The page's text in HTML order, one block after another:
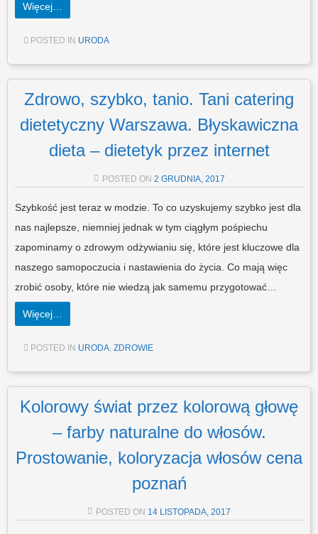
Więcej…
POSTED IN URODA
Zdrowo, szybko, tanio. Tani catering
dietetyczny Warszawa. Błyskawiczna
dieta – dietetyk przez internet
POSTED ON 2 GRUDNIA, 2017
Szybkość jest teraz w modzie. To co uzyskujemy szybko jest dla
nas najlepsze, niemniej jednak w tym ciągłym pośpiechu
zapominamy o zdrowym odżywianiu się, które jest kluczowe dla
naszego samopoczucia i nastawienia do życia. Co mają więc
zrobić osoby, które nie wiedzą jak samemu przygotować…
Więcej…
POSTED IN URODA, ZDROWIE
Kolorowy świat przez kolorową głowę
– farby naturalne do włosów.
Prostowanie, koloryzacja włosów cena
poznań
POSTED ON 14 LISTOPADA, 2017